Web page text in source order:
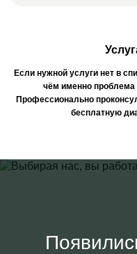
Если нужной услуги нет в
чём именно проблема
Профессионально
бесплатную